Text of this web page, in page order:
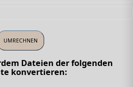
Dateien der folgenden
konvertieren: